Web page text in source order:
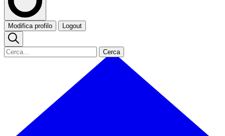
Modifica profilo Logout
Cerca